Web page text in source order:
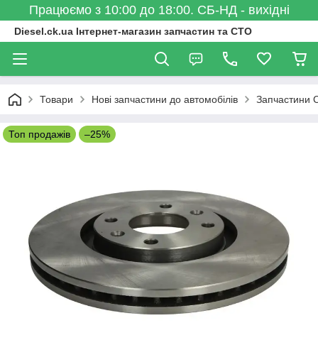
Працюємо з 10:00 до 18:00. СБ-НД - вихідні
Diesel.ck.ua Інтернет-магазин запчастин та СТО
Товари Нові запчастини до автомобілів Запчастини
Топ продажів –25%